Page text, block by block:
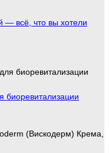
— всё, что вы хотели
биоревитализации
Крема,